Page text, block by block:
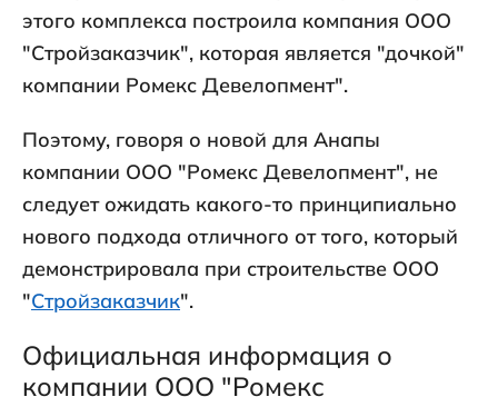
этого комплекса построила компания ООО
"Стройзаказчик", которая является "дочкой"
компании Ромекс Девелопмент".
Поэтому, говоря о новой для Анапы
компании ООО "Ромекс Девелопмент", не
следует ожидать какого-то принципиально
нового подхода отличного от того, который
демонстрировала при строительстве ООО
"Стройзаказчик".
Официальная информация о
компании ООО "Ромекс